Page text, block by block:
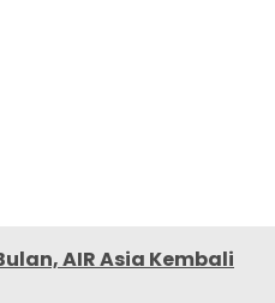
AIR Asia Kembali